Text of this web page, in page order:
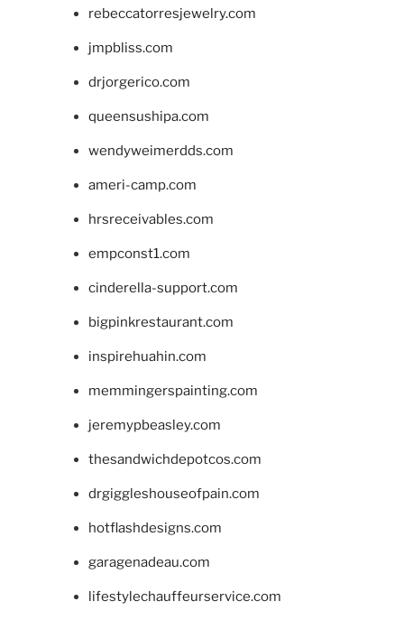
rebeccatorresjewelry.com
jmpbliss.com
drjorgerico.com
queensushipa.com
wendyweimerdds.com
ameri-camp.com
hrsreceivables.com
empconst1.com
cinderella-support.com
bigpinkrestaurant.com
inspirehuahin.com
memmingerspainting.com
jeremypbeasley.com
thesandwichdepotcos.com
drgiggleshouseofpain.com
hotflashdesigns.com
garagenadeau.com
lifestylechauffeurservice.com